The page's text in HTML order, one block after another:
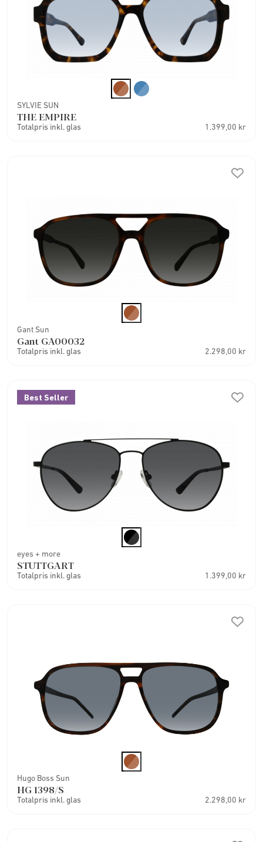
SYLVIE SUN
THE EMPIRE
Totalpris inkl. glas 1.399,00 kr
Gant Sun
Gant GA00032
Totalpris inkl. glas 2.298,00 kr
Best Seller
eyes + more
STUTTGART
Totalpris inkl. glas 1.399,00 kr
Hugo Boss Sun
HG 1398/S
Totalpris inkl. glas 2.298,00 kr